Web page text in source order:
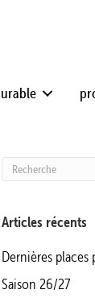
Articles récents
Dernières places
Saison 26/27